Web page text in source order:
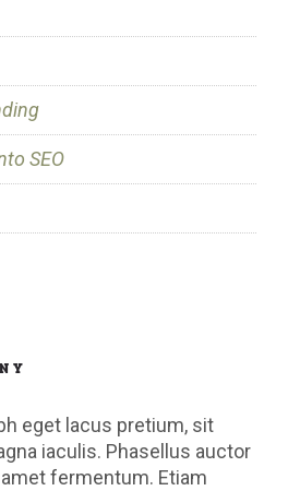
SEO
eget lacus pretium, sit
iaculis. Phasellus auctor
fermentum. Etiam